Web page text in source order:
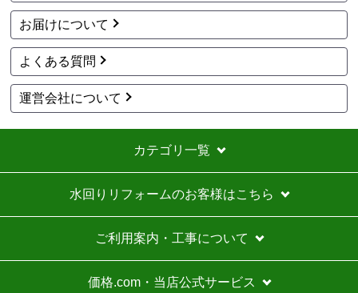
お届けについて
よくある質問
運営会社について
カテゴリ一覧
水回りリフォームのお客様はこちら
ご利用案内・工事について
価格.com・当店公式サービス